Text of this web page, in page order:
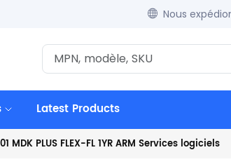
Nous
Latest Products
MDK PLUS FLEX-FL 1YR ARM Services logiciels